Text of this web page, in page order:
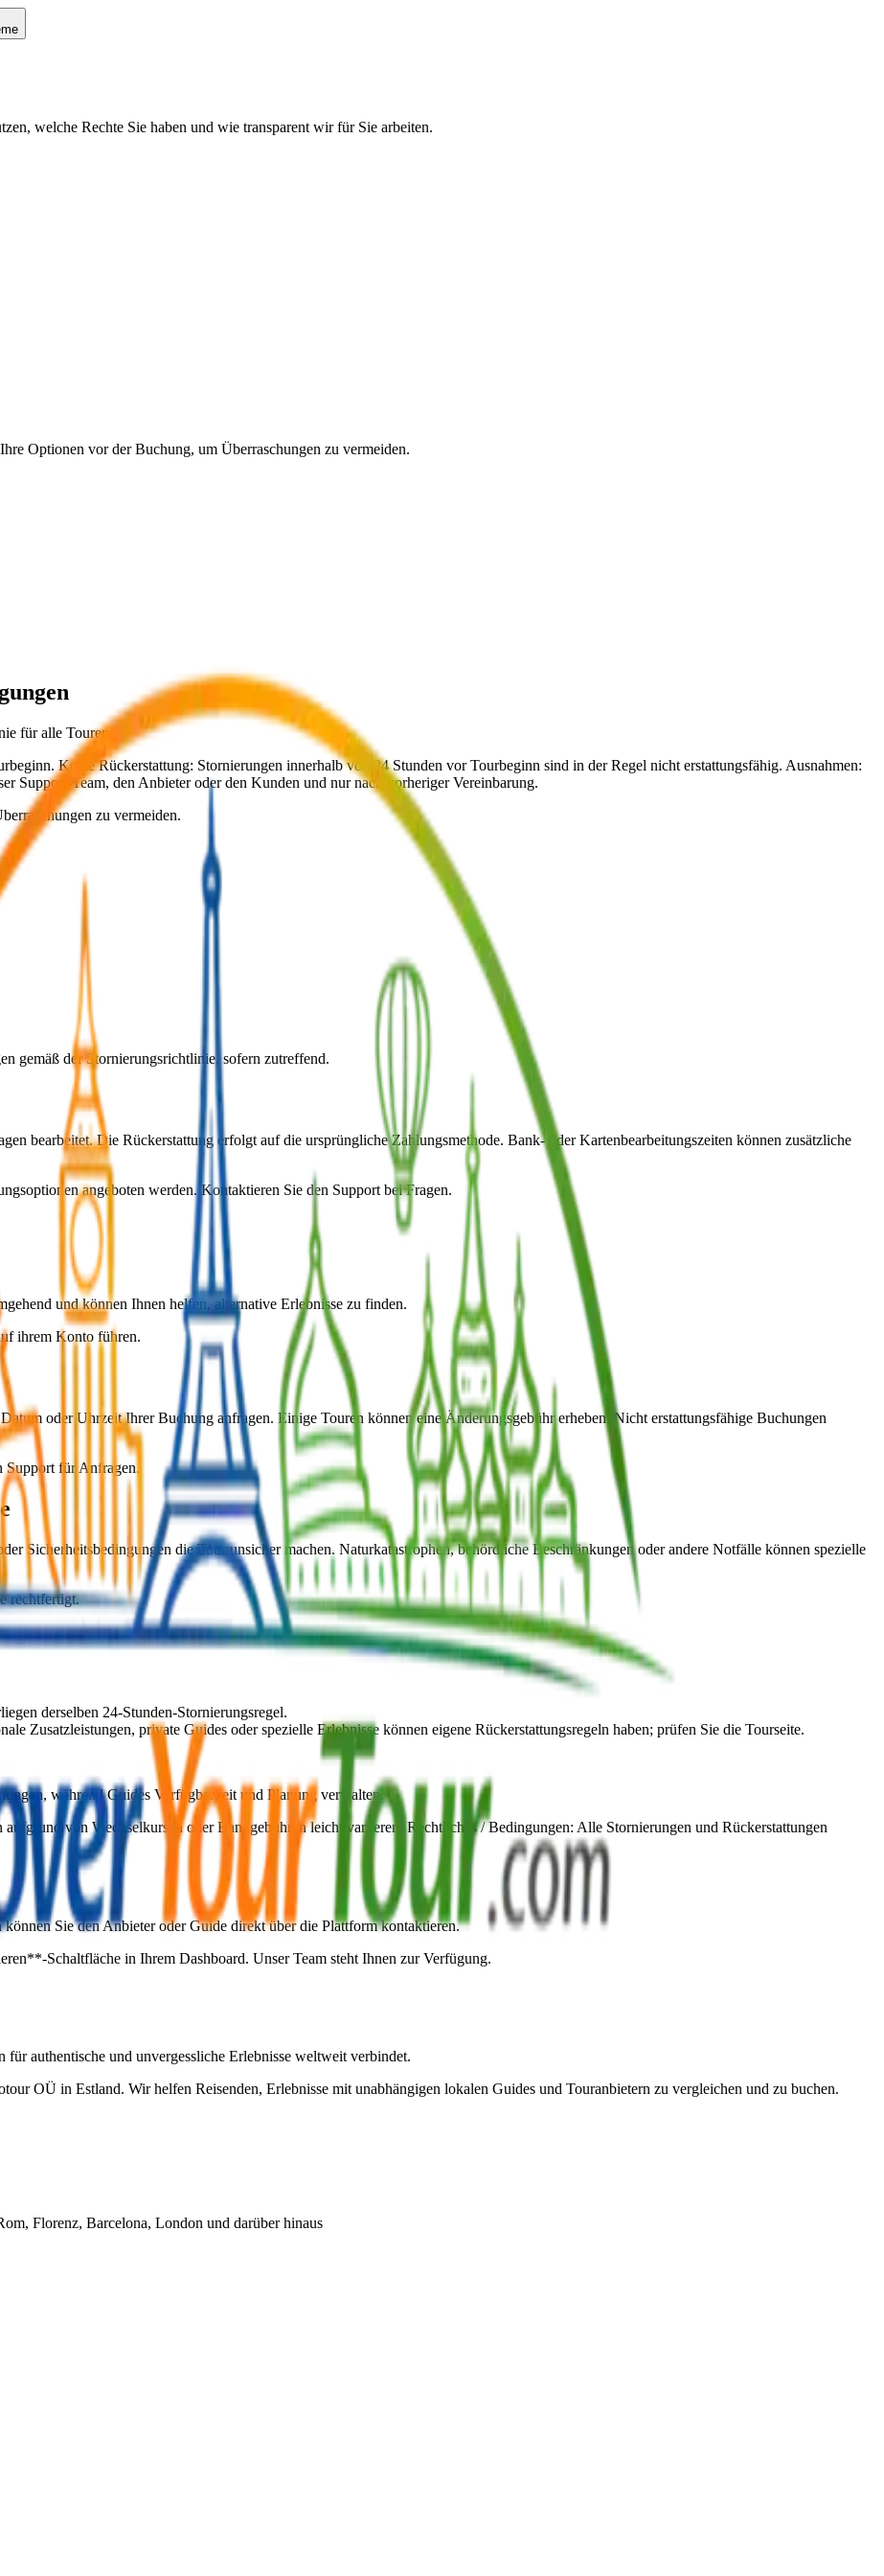
welche Rechte Sie haben und wie transparent wir für Sie arbeiten.
Optionen vor der Buchung, um Überraschungen zu vermeiden.
für alle Touren:
Keine Rückerstattung: Stornierungen innerhalb von 24 Stunden vor Tourbeginn sind in der Regel nicht erstattungsfähig. Ausnahmen:
Support-Team, den Anbieter oder den Kunden und nur nach vorheriger Vereinbarung.
zu vermeiden.
gemäß der Stornierungsrichtlinie, sofern zutreffend.
bearbeitet. Die Rückerstattung erfolgt auf die ursprüngliche Zahlungsmethode. Bank- oder Kartenbearbeitungszeiten können zusätzliche
angeboten werden. Kontaktieren Sie den Support bei Fragen.
und können Ihnen helfen, alternative Erlebnisse zu finden.
ihrem Konto führen.
oder Uhrzeit Ihrer Buchung anfragen. Einige Touren können eine Änderungsgebühr erheben. Nicht erstattungsfähige Buchungen
Support für Anfragen.
Sicherheitsbedingungen die Tour unsicher machen. Naturkatastrophen, behördliche Beschränkungen oder andere Notfälle können spezielle
rechtfertigt.
derselben 24-Stunden-Stornierungsregel.
Zusatzleistungen, private Guides oder spezielle Erlebnisse können eigene Rückerstattungsregeln haben; prüfen Sie die Tourseite.
während Guides Verfügbarkeit und Planung verwalten.
von Wechselkursen oder Bankgebühren leicht variieren. Rechtliches / Bedingungen: Alle Stornierungen und Rückerstattungen
Sie den Anbieter oder Guide direkt über die Plattform kontaktieren.
Schaltfläche in Ihrem Dashboard. Unser Team steht Ihnen zur Verfügung.
authentische und unvergessliche Erlebnisse weltweit verbindet.
OÜ in Estland. Wir helfen Reisenden, Erlebnisse mit unabhängigen lokalen Guides und Touranbietern zu vergleichen und zu buchen.
Florenz, Barcelona, London und darüber hinaus